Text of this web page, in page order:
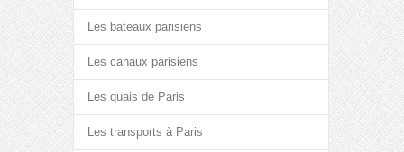
Les bateaux parisiens
Les canaux parisiens
Les quais de Paris
Les transports à Paris